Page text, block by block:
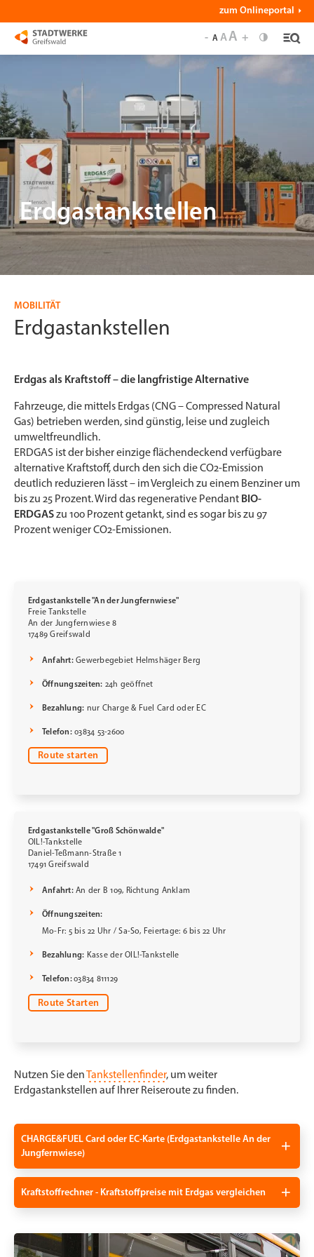
Erdgastankstellen
MOBILITÄT
Erdgastankstellen
Erdgas als Kraftstoff – die langfristige Alternative
Fahrzeuge, die mittels Erdgas (CNG – Compressed Natural
Gas) betrieben werden, sind günstig, leise und zugleich
umweltfreundlich.
ERDGAS ist der bisher einzige flächendeckend verfügbare
alternative Kraftstoff, durch den sich die CO2-Emission
deutlich reduzieren lässt – im Vergleich zu einem Benziner um
bis zu 25 Prozent. Wird das regenerative Pendant BIO-
ERDGASzu 100 Prozent getankt, sind es sogar bis zu 97
Prozent weniger CO2-Emissionen.
Erdgastankstelle "Groß Schönwalde"
OIL!-Tankstelle
Daniel-Teßmann-Straße 1
17491 Greifswald
Anfahrt:An der B 109, Richtung Anklam
Öffnungszeiten:
Mo-Fr: 5 bis 22 Uhr / Sa-So, Feiertage: 6 bis 22 Uhr
Bezahlung: Kasse der OIL!-Tankstelle
Telefon:03834 811129
Route Starten
Erdgastankstelle "An der Jungfernwiese"
Freie Tankstelle
An der Jungfernwiese 8
17489 Greifswald
Anfahrt:Gewerbegebiet Helmshäger Berg
Öffnungszeiten: 24h geöffnet
Bezahlung: nur Charge & Fuel Card oder EC
Telefon:03834 53-2600
Route starten
Nutzen Sie denTankstellenfinder, um weiter
Erdgastankstellen auf Ihrer Reiseroute zu finden.
CHARGE&FUEL Card oder EC-Karte (Erdgastankstelle An der
Jungfernwiese)
Kraftstoffrechner - Kraftstoffpreise mit Erdgas vergleichen
zum Onlineportal
- A AA +